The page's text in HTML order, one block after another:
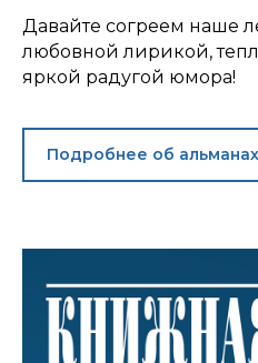
Давайте согреем наше
любовной лирикой,
яркой радугой юмора!
Подробнее об